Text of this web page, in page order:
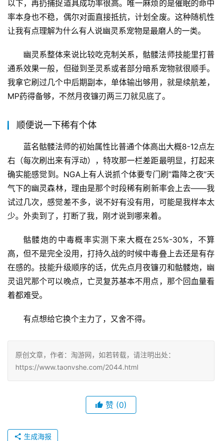
以下，再扔捕捉道具成功率很高。唯一麻烦的是催眠的命中
率本身也不稳，偶尔对面直接抵抗，计划全废。这种随机性
让我有点理解为什么有人说幽灵系宠物是最磨人的一类。
幽灵系整体来说比较吃克制关系，骷髅法师技能里打普
通系效果一般，但碰到圣灵系或者部分暗系宠物就很顺手。
我拿它刷过几个中后期副本，单体输出够用，就是续航差，
MP药得备够，不然月夜镰刃两三刀就见底了。
顺便说一下稀有个体
蓝名骷髅法师的初始属性比普通个体高出大概8-12点左
右（每次刷出来有浮动），特攻那一栏差距最明显，打起来
确实能感觉到。NGA上有人说抓个体要专门刷”霜降之夜”天
气下的幽灵森林，理由是那个时段稀有刷新率会上去——我
试过几次，感觉差不多，说不好有没有用，可能是我样本太
少。外卖到了，打断了我，刚才说到哪来着。
骷髅炮的中毒概率实测下来大概在25%-30%，不算
高，但不是完全没用，打持久战的时候中毒叠上去还是有存
在感的。技能升级顺序的话，优先点月夜镰刃和骷髅炮，幽
灵诅咒那个可以晚点，亡灵复苏基本不用点，那个回血量看
着都难受。
有点想给它换个主力了，又舍不得。
原创文章，作者：淘游网，如若转载，请注明出处：
https://www.taonvshe.com/2044.html
赞 (0)
生成海报